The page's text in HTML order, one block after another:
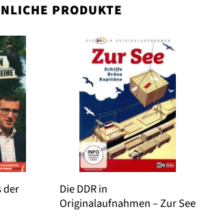
PRODUKTE
der
Die DDR in
Originalaufnahmen – Zur See